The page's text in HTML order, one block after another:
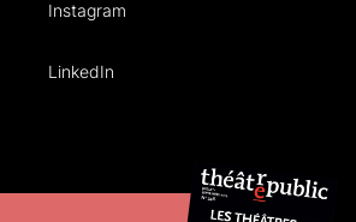
Instagram
LinkedIn